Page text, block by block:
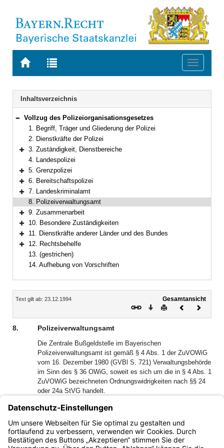
Zur
BAYERN.RECHT
Zur
letzten
Suche
Toggle
Navigation
Inhaltsverzeichnis
Bereich reduzieren
Vollzug des Polizeiorganisationsgesetzes
1. Begriff, Träger und Gliederung der Polizei
2. Dienstkräfte der Polizei
Bereich erweitern
3. Zuständigkeit, Dienstbereiche
4. Landespolizei
Bereich erweitern
5. Grenzpolizei
Bereich erweitern
6. Bereitschaftspolizei
Bereich erweitern
7. Landeskriminalamt
8. Polizeiverwaltungsamt
Bereich erweitern
9. Zusammenarbeit
Bereich erweitern
10. Besondere Zuständigkeiten
Bereich erweitern
11. Dienstkräfte anderer Länder und des Bundes
Bereich erweitern
12. Rechtsbehelfe
13. (gestrichen)
14. Aufhebung von Vorschriften
Inhalt
Text gilt ab: 23.12.1994
Gesamtansicht
Download
DruckenVorheriges
8. Polizeiverwaltungsamt
Die Zentrale Bußgeldstelle im Bayerischen
Polizeiverwaltungsamt ist gemäß § 4 Abs. 1 der ZuVOWiG
vom 16. Dezember 1980 (GVBl S. 721) Verwaltungsbehörde
im Sinn des § 36 OWiG, soweit es sich um die in § 4 Abs. 1
ZuVOWiG bezeichneten Ordnungswidrigkeiten nach §§ 24
oder 24a StVG handelt.
Dem Polizeiverwaltungsamt gehört der
Sicherheitsbeauftragte des Bayerischen Staatsministeriums
des Innern für Schießstätten an (vgl. GemBek vom
3.4.1980, MABl S. 186).